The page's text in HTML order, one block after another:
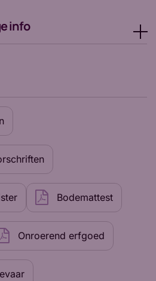
info
Bodemattest
Onroerend erfgoed